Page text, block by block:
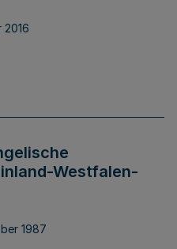
2016
Westfalen-
1987